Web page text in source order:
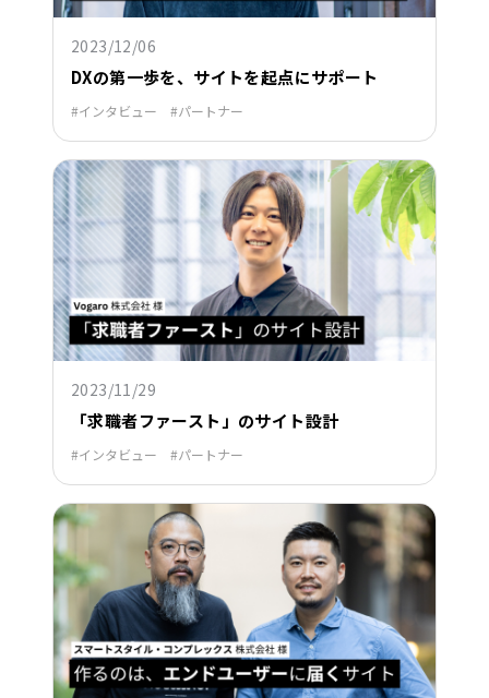
2023/12/06
DXの第一歩を、サイトを起点にサポート
インタビュー パートナー
2023/11/29
「求職者ファースト」のサイト設計
インタビュー パートナー